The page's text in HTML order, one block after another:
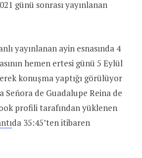
günü sonrası yayınlanan
yayınlanan ayin esnasında 4
hemen ertesi günü 5 Eylül
konuşma yaptığı görülüyor
Señora de Guadalupe Reina de
profili tarafından yüklenen
da 35:45’ten itibaren